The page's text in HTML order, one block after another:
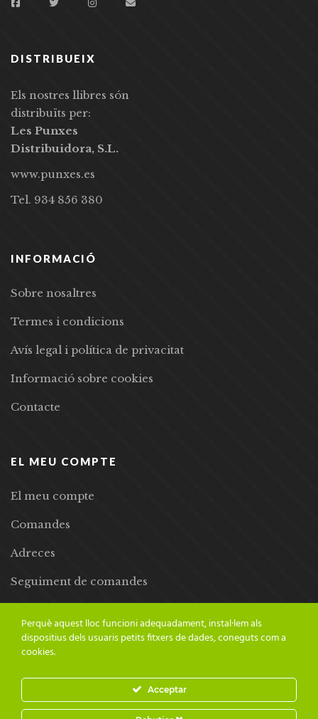
DISTRIBUEIX
Els nostres llibres són
distribuïts per:
Les Punxes
Distribuidora, S.L.
www.punxes.es
Tel. 934 856 380
INFORMACIÓ
Sobre nosaltres
Termes i condicions
Avís legal i política de privacitat
Informació sobre cookies
Contacte
EL MEU COMPTE
El meu compte
Comandes
Adreces
Seguiment de comandes
© 2024 Adesiara Editorial | Tots els drets reservats | Preus amb
Perquè aquest lloc funcioni adequadament, instal·lem als
dispositius dels usuaris petits fitxers de dades, coneguts com a
cookies.
Acceptar